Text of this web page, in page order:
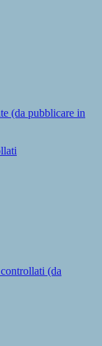
(da pubblicare in
(da